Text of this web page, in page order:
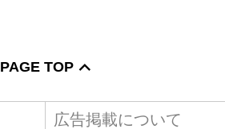
PAGE TOP
広告掲載について